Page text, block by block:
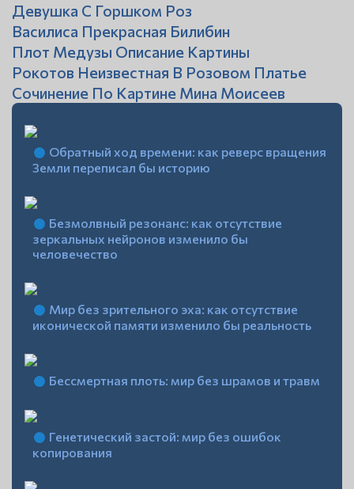
Девушка С Горшком Роз
Василиса Прекрасная Билибин
Плот Медузы Описание Картины
Рокотов Неизвестная В Розовом Платье
Сочинение По Картине Мина Моисеев
Обратный ход времени: как реверс вращения
Земли переписал бы историю
Безмолвный резонанс: как отсутствие
зеркальных нейронов изменило бы
человечество
Мир без зрительного эха: как отсутствие
иконической памяти изменило бы реальность
Бессмертная плоть: мир без шрамов и травм
Генетический застой: мир без ошибок
копирования